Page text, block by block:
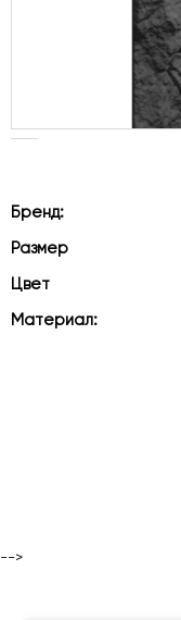
Бренд:
Размер
Цвет
Материал:
-->